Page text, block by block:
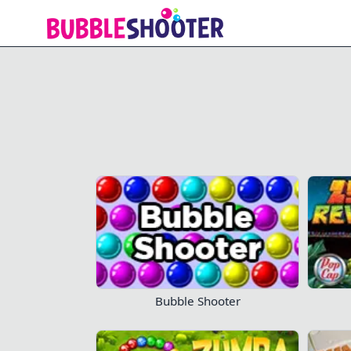
Bubble Shooter Arena
Bubble Shooter